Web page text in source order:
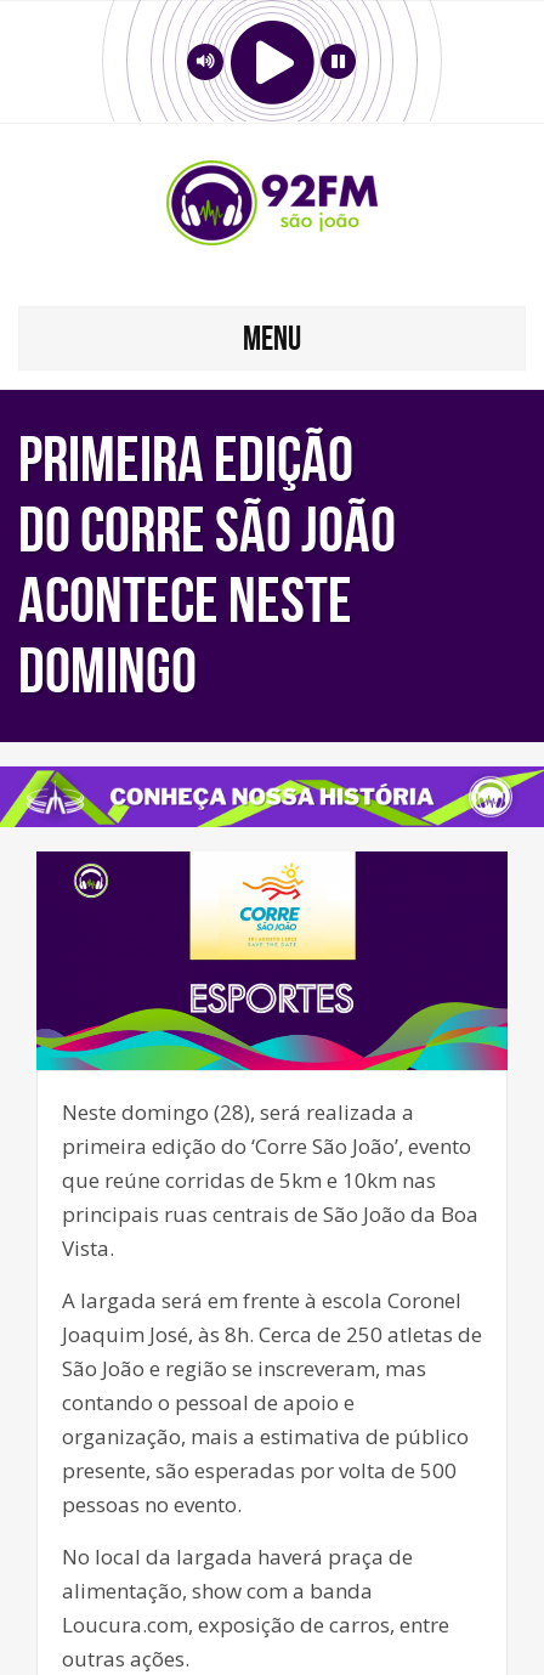
MENU
PRIMEIRA EDIÇÃO
DO CORRE SÃO JOÃO
ACONTECE NESTE
DOMINGO
Neste domingo (28), será realizada a
primeira edição do ‘Corre São João’, evento
que reúne corridas de 5km e 10km nas
principais ruas centrais de São João da Boa
Vista.
A largada será em frente à escola Coronel
Joaquim José, às 8h. Cerca de 250 atletas de
São João e região se inscreveram, mas
contando o pessoal de apoio e
organização, mais a estimativa de público
presente, são esperadas por volta de 500
pessoas no evento.
No local da largada haverá praça de
alimentação, show com a banda
Loucura.com, exposição de carros, entre
outras ações.